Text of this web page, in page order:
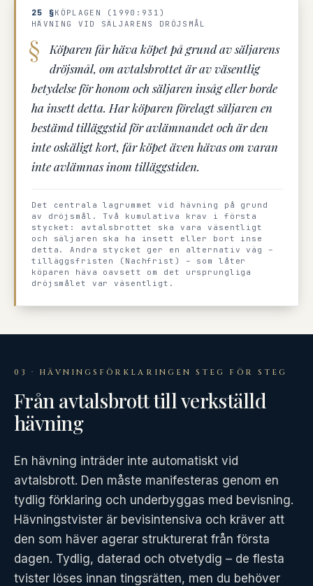
25 §KÖPLAGEN (1990:931)
HÄVNING VID SÄLJARENS DRÖJSMÅL
Köparen får häva köpet på grund av säljarens
dröjsmål, om avtalsbrottet är av väsentlig
betydelse för honom och säljaren insåg eller borde
ha insett detta. Har köparen förelagt säljaren en
bestämd tilläggstid för avlämnandet och är den
inte oskäligt kort, får köpet även hävas om varan
inte avlämnas inom tilläggstiden.
Det centrala lagrummet vid hävning på grund
av dröjsmål. Två kumulativa krav i första
stycket: avtalsbrottet ska vara väsentligt
och säljaren ska ha insett eller bort inse
detta. Andra stycket ger en alternativ väg –
tilläggsfristen (Nachfrist) – som låter
köparen häva oavsett om det ursprungliga
dröjsmålet var väsentligt.
03 · HÄVNINGSFÖRKLARINGEN STEG FÖR STEG
Från avtalsbrott till verkställd
hävning
En hävning inträder inte automatiskt vid
avtalsbrott. Den måste manifesteras genom en
tydlig förklaring och underbyggas med bevisning.
Hävningstvister är bevisintensiva och kräver att
den som häver agerar strukturerat från första
dagen. Tydlig, daterad och otvetydig – de flesta
tvister löses innan tingsrätten, men du behöver